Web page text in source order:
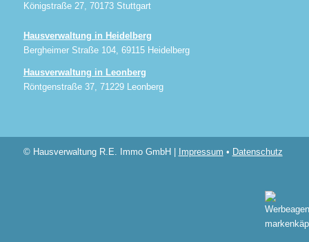
Königstraße 27, 70173 Stuttgart
Hausverwaltung in Heidelberg
Bergheimer Straße 104, 69115 Heidelberg
Hausverwaltung in Leonberg
Röntgenstraße 37, 71229 Leonberg
© Hausverwaltung R.E. Immo GmbH | Impressum • Datenschutz